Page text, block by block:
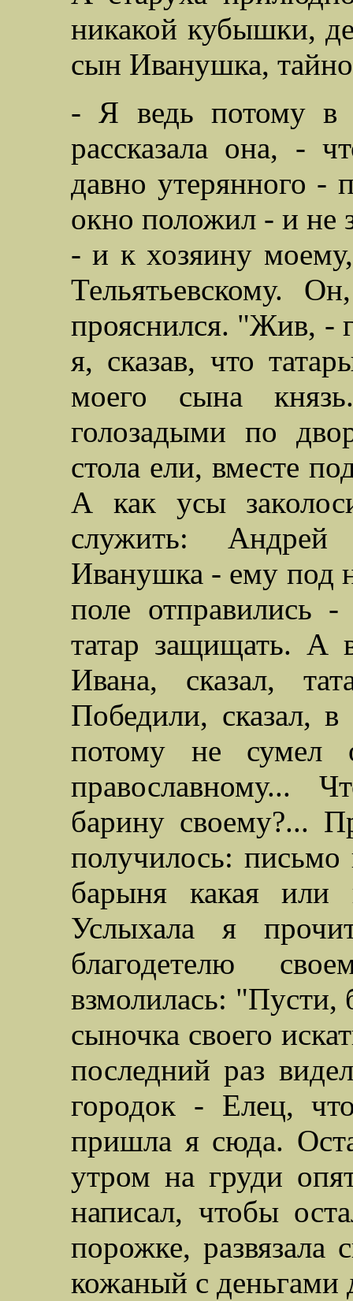
никакой кубышки,
сын Иванушка,
- Я ведь потому в
рассказала она, -
давно утерянного -
окно положил - и не
- и к хозяину
Тельятьевскому.
прояснился. "Жив, -
я, сказав, что
моего сына
голозадыми по
стола ели, вместе
А как усы
служить:
Иванушка - ему под
поле отправились
татар защищать. А
Ивана, сказал,
Победили, сказал,
потому не сумел
православному...
барину своему?...
получилось:
барыня какая или
Услыхала я
благодетелю
взмолилась: "Пусти,
сыночка своего
последний раз видел
городок - Елец,
пришла я сюда.
утром на груди
написал, чтобы
порожке,
кожаный с